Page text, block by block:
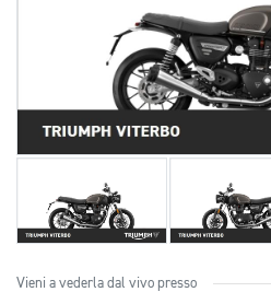
Vieni a vederla dal vivo presso